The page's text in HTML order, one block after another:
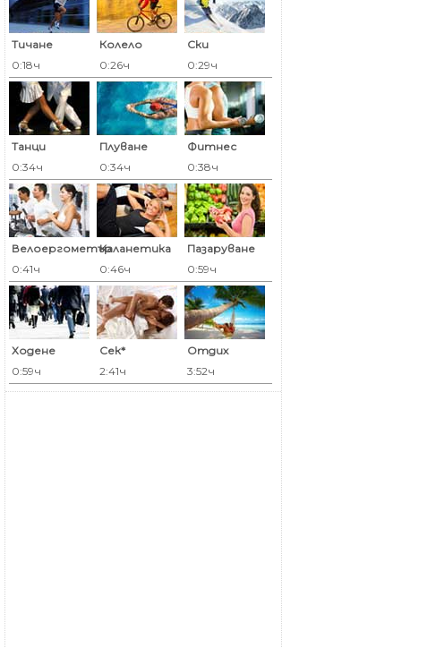
Тичане
0:18ч
Колело
0:26ч
Ски
0:29ч
Танци
0:34ч
Плуване
0:34ч
Фитнес
0:38ч
Велоергометър
0:41ч
Каланетика
0:46ч
Пазаруване
0:59ч
Ходене
0:59ч
Сек*
2:41ч
Отдих
3:52ч